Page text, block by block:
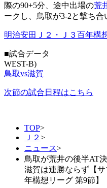
際の90+5分、途中出場の荒
ークし、鳥取が3-2と撃ち合
明治安田Ｊ２・Ｊ３百年構
■試合データ
WEST-B)
鳥取vs滋賀
次節の試合日程はこちら
TOP>
Ｊ２ >
ニュース>
鳥取が荒井の後半AT
滋賀は連勝ならず【
年構想リーグ 第9節】